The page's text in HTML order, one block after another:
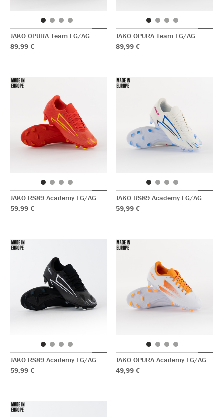
JAKO OPURA Team FG/AG
89,99 €
JAKO OPURA Team FG/AG
89,99 €
JAKO RS89 Academy FG/AG
59,99 €
JAKO RS89 Academy FG/AG
59,99 €
JAKO RS89 Academy FG/AG
59,99 €
JAKO OPURA Academy FG/AG
49,99 €